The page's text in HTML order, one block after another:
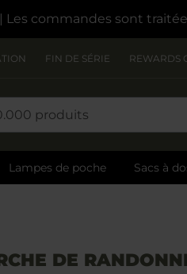
| Les commandes sont
FIN DE SÉRIE REWARDS
Lampes de poche Sacs à
DE